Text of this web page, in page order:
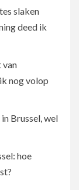
slaken
deed ik
van
nog volop
Brussel, wel
hoe